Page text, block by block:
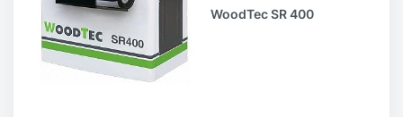
WoodTec SR 400